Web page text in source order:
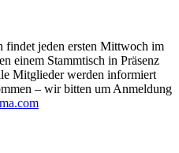
findet jeden ersten Mittwoch im
einem Stammtisch in Präsenz
Mitglieder werden informiert
– wir bitten um Anmeldung